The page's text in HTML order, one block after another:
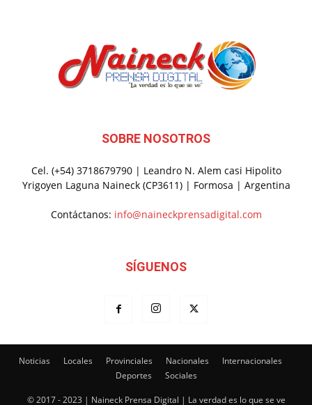
SOBRE NOSOTROS
Cel. (+54) 3718679790 | Leandro N. Alem casi Hipolito
Yrigoyen Laguna Naineck (CP3611) | Formosa | Argentina
Contáctanos: info@naineckprensadigital.com
SÍGUENOS
Noticias Locales Provinciales Nacionales
Internacionales
Deportes
Sociales
© 2017 - 2023 | Naineck Prensa Digital | La verdad es lo que se ve